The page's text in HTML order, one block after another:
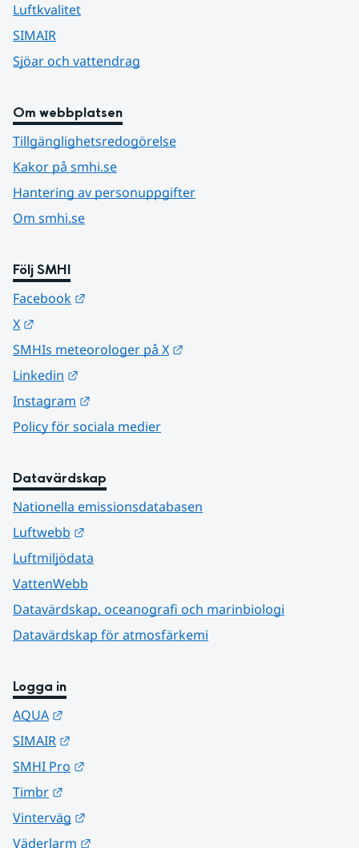
Luftkvalitet
SIMAIR
Sjöar och vattendrag
Om webbplatsen
Tillgänglighetsredogörelse
Kakor på smhi.se
Hantering av personuppgifter
Om smhi.se
Följ SMHI
Facebook
X
SMHIs meteorologer på X
Linkedin
Instagram
Policy för sociala medier
Datavärdskap
Nationella emissionsdatabasen
Luftwebb
Luftmiljödata
VattenWebb
Datavärdskap, oceanografi och marinbiologi
Datavärdskap för atmosfärkemi
Logga in
AQUA
SIMAIR
SMHI Pro
Timbr
Vinterväg
Väderlarm